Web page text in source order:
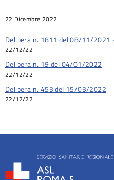
22 Dicembre 2022
Delibera n. 1811 del 08/11/2021
22/12/22
Delibera n. 19 del 04/01/2022
22/12/22
Delibera n. 453 del 15/03/2022
22/12/22